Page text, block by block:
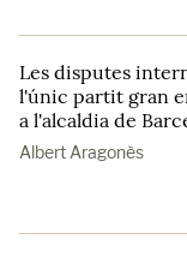
Les disputes
l'únic partit gran
a l'alcaldia de
Albert Aragonès